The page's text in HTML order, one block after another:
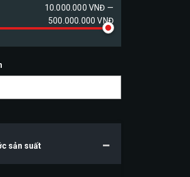
10.000.000 VNĐ —
500.000.000 VNĐ
sản suất